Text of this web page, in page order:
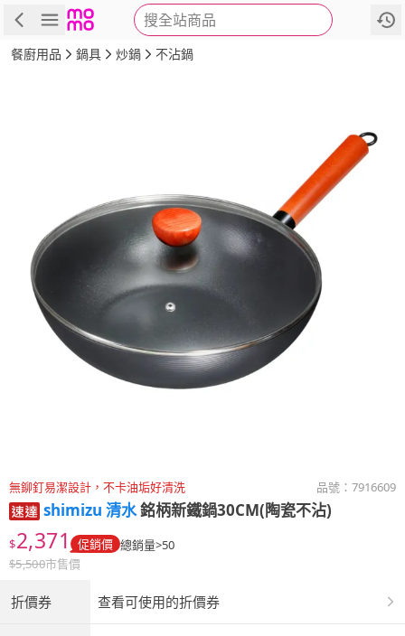
搜全站商品
商品 評價 詳情
餐廚用品 鍋具 炒鍋 不沾鍋
無鉚釘易潔設計，不卡油垢好清洗 品號： 7916609
shimizu 清水銘柄新鐵鍋30CM(陶瓷不沾)
$2,371 促銷價 總銷量>50
$5,500市售價
折價券 查看可使用的折價券